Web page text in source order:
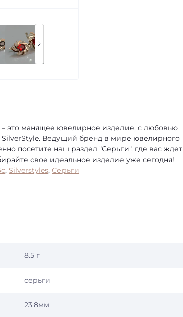
это манящее ювелирное изделие, с любовью
Ведущий бренд в мире ювелирного
посетите наш раздел "Серьги", где вас ждет
свое идеальное изделие уже сегодня!
, Silverstyles, Серьги
8.5 г
серьги
23.8мм